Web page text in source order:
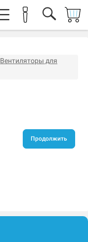
Вентиляторы для
Продолжить